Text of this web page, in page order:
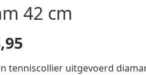
42 cm
tenniscollier uitgevoerd